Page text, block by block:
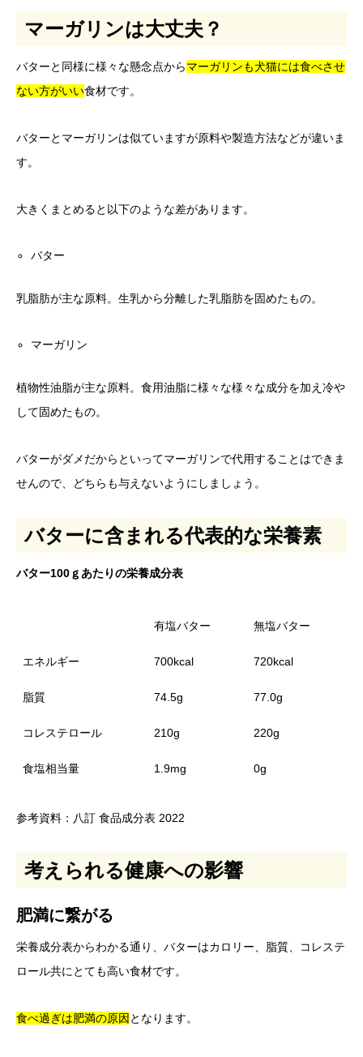
マーガリンは大丈夫？
バターと同様に様々な懸念点からマーガリンも犬猫には食べさせ
ない方がいい食材です。
バターとマーガリンは似ていますが原料や製造方法などが違いま
す。
大きくまとめると以下のような差があります。
バター
乳脂肪が主な原料。生乳から分離した乳脂肪を固めたもの。
マーガリン
植物性油脂が主な原料。食用油脂に様々な様々な成分を加え冷や
して固めたもの。
バターがダメだからといってマーガリンで代用することはできま
せんので、どちらも与えないようにしましょう。
バターに含まれる代表的な栄養素
バター100ｇあたりの栄養成分表
有塩バター 無塩バター
エネルギー 700kcal 720kcal
脂質 74.5g 77.0g
コレステロール 210g 220g
食塩相当量 1.9mg 0g
参考資料：八訂 食品成分表 2022
考えられる健康への影響
肥満に繋がる
栄養成分表からわかる通り、バターはカロリー、脂質、コレステ
ロール共にとても高い食材です。
食べ過ぎは肥満の原因 となります。